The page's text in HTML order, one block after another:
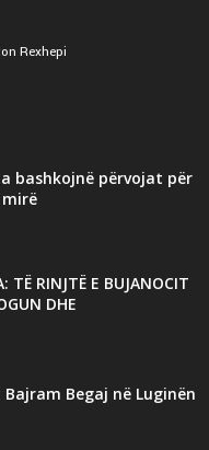
Rexhepi
bashkojnë përvojat për
mirë
TË RINJTË E BUJANOCIT
DHE
Begaj në Luginën